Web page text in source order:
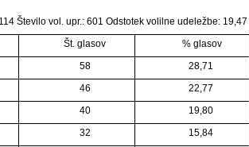
Število vol. upr.: 601 Odstotek volilne udeležbe: 19,47
Št. glasov
% glasov
58
28,71
46
22,77
40
19,80
32
15,84